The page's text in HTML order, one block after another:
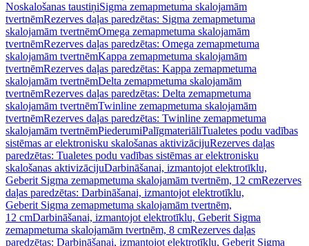
Noskalošanas taustiņiSigma zemapmetuma skalojamām
tvertnēmRezerves daļas paredzētas: Sigma zemapmetuma
skalojamām tvertnēmOmega zemapmetuma skalojamām
tvertnēmRezerves daļas paredzētas: Omega zemapmetuma
skalojamām tvertnēmKappa zemapmetuma skalojamām
tvertnēmRezerves daļas paredzētas: Kappa zemapmetuma
skalojamām tvertnēmDelta zemapmetuma skalojamām
tvertnēmRezerves daļas paredzētas: Delta zemapmetuma
skalojamām tvertnēmTwinline zemapmetuma skalojamām
tvertnēmRezerves daļas paredzētas: Twinline zemapmetuma
skalojamām tvertnēmPiederumiPalīgmateriāliTualetes podu vadības
sistēmas ar elektronisku skalošanas aktivizācijuRezerves daļas
paredzētas: Tualetes podu vadības sistēmas ar elektronisku
skalošanas aktivizācijuDarbināšanai, izmantojot elektrotīklu,
Geberit Sigma zemapmetuma skalojamām tvertnēm, 12 cmRezerves
daļas paredzētas: Darbināšanai, izmantojot elektrotīklu,
Geberit Sigma zemapmetuma skalojamām tvertnēm,
12 cmDarbināšanai, izmantojot elektrotīklu, Geberit Sigma
zemapmetuma skalojamām tvertnēm, 8 cmRezerves daļas
paredzētas: Darbināšanai, izmantojot elektrotīklu, Geberit Sigma